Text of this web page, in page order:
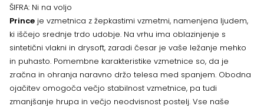
ŠIFRA: Ni na voljo
Prince je vzmetnica z žepkastimi vzmetmi, namenjena ljudem,
ki iščejo srednje trdo udobje. Na vrhu ima oblazinjenje s
sintetični vlakni in drysoft, zaradi česar je vaše ležanje mehko
in puhasto. Pomembne karakteristike vzmetnice so, da je
zračna in ohranja naravno držo telesa med spanjem. Obodna
ojačitev omogoča večjo stabilnost vzmetnice, pa tudi
zmanjšanje hrupa in večjo neodvisnost postelj. Vse naše